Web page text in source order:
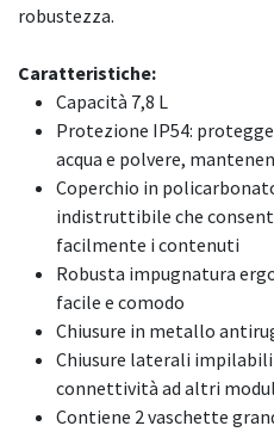
robustezza.
Caratteristiche:
Capacità 7,8 L
Protezione IP54:
acqua e polvere,
Coperchio in
indistruttibile che
facilmente i contenuti
Robusta impugnatura
facile e comodo
Chiusure in metallo
Chiusure laterali
connettività ad altri
Contiene 2 vaschette